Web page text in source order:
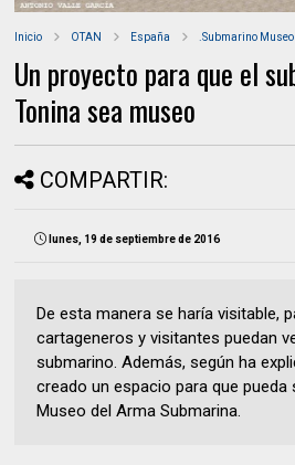
Inicio OTAN España .Submarino Museo
Un proyecto para que el
Tonina sea museo
COMPARTIR:
lunes, 19 de septiembre de 2016
De esta manera se haría visitable,
cartageneros y visitantes puedan
submarino. Además, según ha
creado un espacio para que
Museo del Arma Submarina.